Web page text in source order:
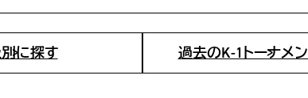
に探す 過去のK-1トーナメ